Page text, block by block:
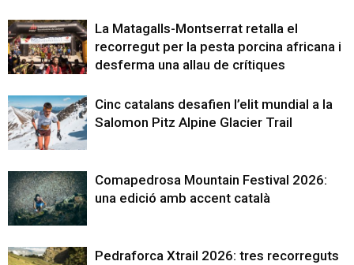
La Matagalls-Montserrat retalla el
recorregut per la pesta porcina africana i
desferma una allau de crítiques
Cinc catalans desafien l’elit mundial a la
Salomon Pitz Alpine Glacier Trail
Comapedrosa Mountain Festival 2026:
una edició amb accent català
Pedraforca Xtrail 2026: tres recorreguts